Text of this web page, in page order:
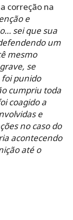
correção na
e
sei que sua
um
mesmo
se
foi punido
cumpriu toda
coagido a
e
no caso do
acontecendo
até o